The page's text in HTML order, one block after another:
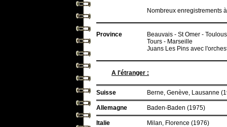
Nombreux enregistrements
Province
Beauvais - St Omer -
Tours - Marseille
Juans Les Pins avec
A l'étranger :
Suisse Berne, Genève, Lausanne
Allemagne Baden-Baden (1975)
Italie Milan, Florence (1976)